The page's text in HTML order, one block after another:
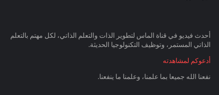
أحدث فيديو في قناة الماس لتطوير الذات والتعلم الذاتي، لكل مهتم بالتعلم
الذاتي المستمر، وتوظيف التكنولوجيا الحديثة.
أدعوكم لمشاهدته
نفعنا الله جميعا بما علمنا، وعلمنا ما ينفعنا.